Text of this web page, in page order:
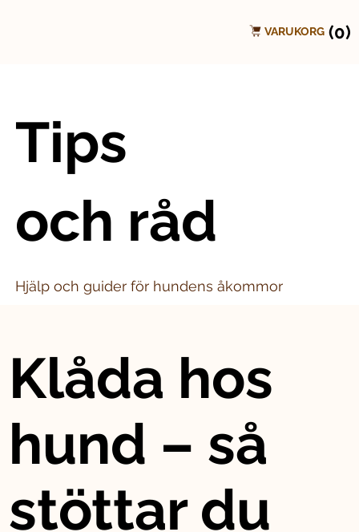
VARUKORG (0)
Tips
och råd
Hjälp och guider för hundens åkommor
Klåda hos
hund – så
stöttar du